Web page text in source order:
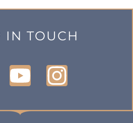
IN TOUCH